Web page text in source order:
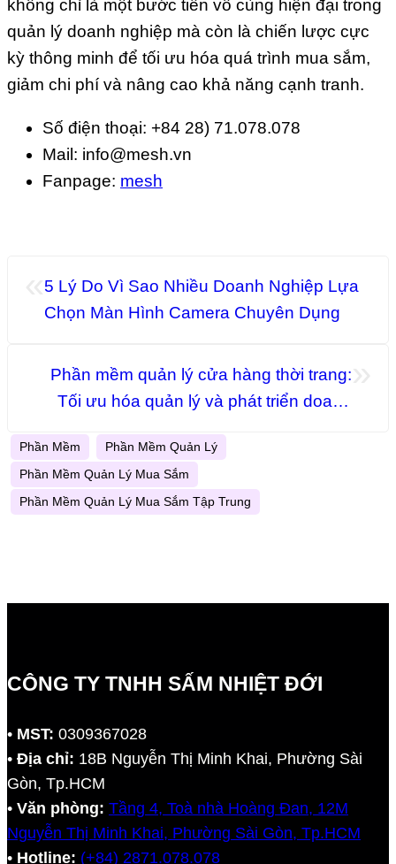
không chỉ là một bước tiến vô cùng hiện đại trong
quản lý doanh nghiệp mà còn là chiến lược cực
kỳ thông minh để tối ưu hóa quá trình mua sắm,
giảm chi phí và nâng cao khả năng cạnh tranh.
Số điện thoại: +84 28) 71.078.078
Mail: info@mesh.vn
Fanpage: mesh
5 Lý Do Vì Sao Nhiều Doanh Nghiệp Lựa
Chọn Màn Hình Camera Chuyên Dụng
Phần mềm quản lý cửa hàng thời trang:
Tối ưu hóa quản lý và phát triển doanh
Phần Mềm Phần Mềm Quản Lý
Phần Mềm Quản Lý Mua Sắm
Phần Mềm Quản Lý Mua Sắm Tập Trung
CÔNG TY TNHH SẤM NHIỆT ĐỚI
• MST: 0309367028
• Địa chỉ: 18B Nguyễn Thị Minh Khai, Phường Sài
Gòn, Tp.HCM
• Văn phòng: Tầng 4, Toà nhà Hoàng Đan, 12M
Nguyễn Thị Minh Khai, Phường Sài Gòn, Tp.HCM
• Hotline: (+84) 2871.078.078